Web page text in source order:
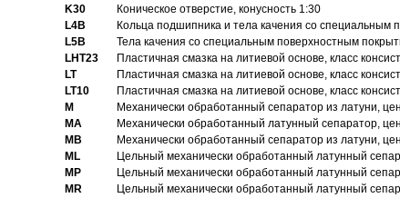
K30
Коническое отверстие, конусность 1:30
L4B
Кольца подшипника и тела качения со специальным
L5B
Тела качения со специальным поверхностным
LHT23
Пластичная смазка на литиевой основе, класс
LT
Пластичная смазка на литиевой основе, класс
LT10
Пластичная смазка на литиевой основе, класс
M
Механически обработанный сепаратор из латуни,
MA
Механически обработанный латунный сепаратор,
MB
Механически обработанный сепаратор из латуни,
ML
Цельный механически обработанный латунный
MP
Цельный механически обработанный латунный
MR
Цельный механически обработанный латунный